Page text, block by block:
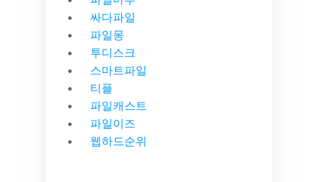
싸다파일
파일몽
투디스크
스마트파일
티플
파일캐스트
파일이즈
웹하드순위